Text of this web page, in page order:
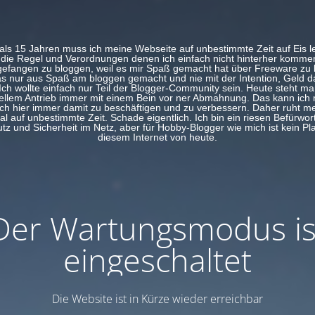
15 Jahren muss ich meine Webseite auf unbestimmte Zeit auf Eis
Regel und Verordnungen denen ich einfach nicht hinterher
zu bloggen, weil es mir Spaß gemacht hat über Freeware zu
nur aus Spaß am bloggen gemacht und nie mit der Intention, Geld
wollte einfach nur Teil der Blogger-Community sein. Heute steht
Antrieb immer mit einem Bein vor ner Abmahnung. Das kann ich
hier immer damit zu beschäftigen und zu verbessern. Daher ruht
auf unbestimmte Zeit. Schade eigentlich. Ich bin ein riesen
und Sicherheit im Netz, aber für Hobby-Blogger wie mich ist kein
diesem Internet von heute.
Wartungsmodus
eingeschaltet
Die Website ist in Kürze wieder erreichbar